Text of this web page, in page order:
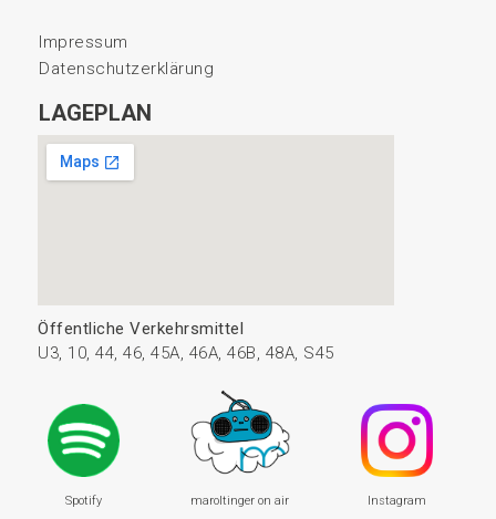
Impressum
Datenschutzerklärung
LAGEPLAN
Öffentliche Verkehrsmittel
U3, 10, 44, 46, 45A, 46A, 46B, 48A, S45
Spotify maroltinger on air Instagram